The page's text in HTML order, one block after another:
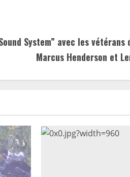
System” avec les vétérans
Marcus Henderson et